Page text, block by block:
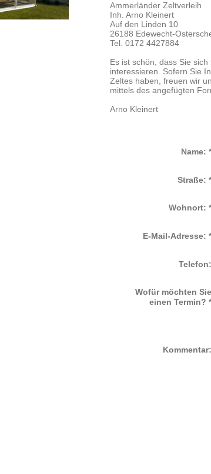
Ammerländer Zeltverleih
Inh. Arno Kleinert
Auf den Linden 10
26188 Edewecht-
Tel. 0172 4427884
Es ist schön, dass Sie
interessieren. Sofern Sie
Zeltes haben, freuen wir
mittels des angefügten
Arno Kleinert
Name: *
Straße: *
Wohnort: *
E-Mail-Adresse: *
Telefon:
Wofür möchten Sie
einen Termin? *
Kommentar: